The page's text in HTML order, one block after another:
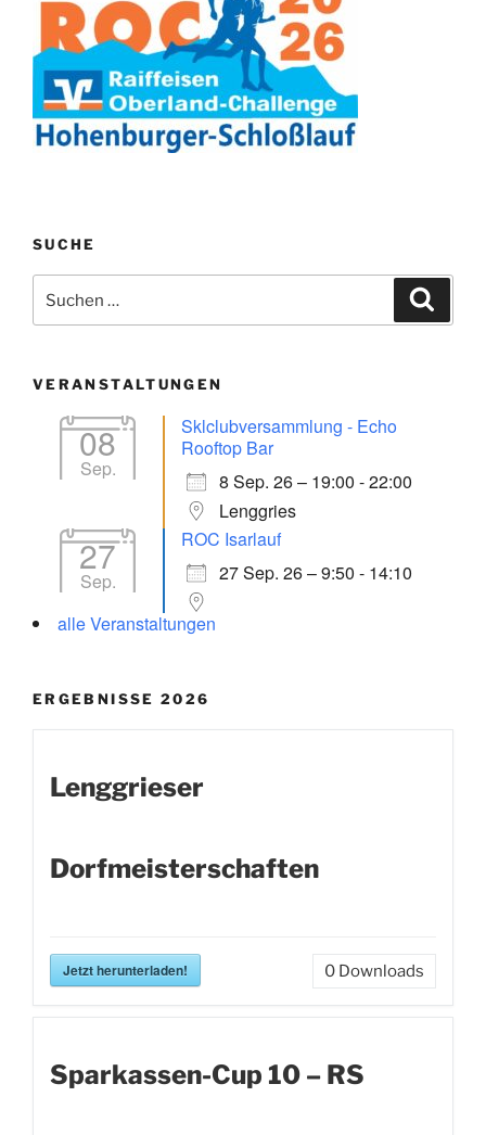
SUCHE
nach:
VERANSTALTUNGEN
08
Sep.
Sklclubversammlung - Echo
Rooftop Bar
8 Sep. 26 – 19:00 - 22:00
Lenggries
27
Sep.
ROC Isarlauf
27 Sep. 26 – 9:50 - 14:10
alle Veranstaltungen
ERGEBNISSE 2026
Lenggrieser
Dorfmeisterschaften
Jetzt herunterladen! 0 Downloads
Sparkassen-Cup 10 – RS